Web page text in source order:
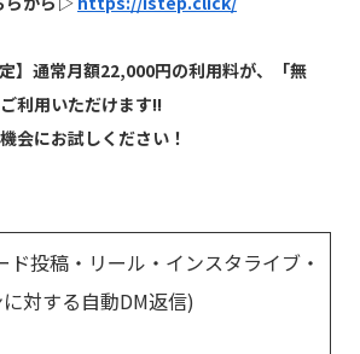
】通常月額22,000円の利用料が、「無
利用いただけます!!
会にお試しください！
ド投稿・リール・インスタライブ・
対する自動DM返信)